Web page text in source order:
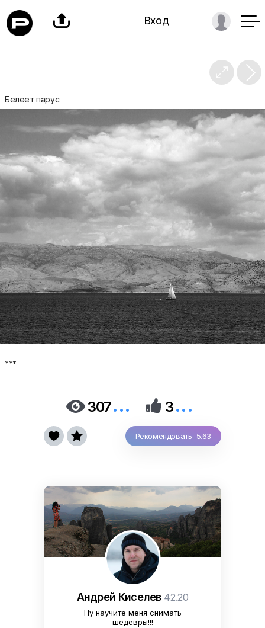
 Вход

Белеет парус
***
307...  3...
Рекомендовать 5.63
 
Андрей Киселев 42.20
Ну научите меня снимать
шедевры!!!